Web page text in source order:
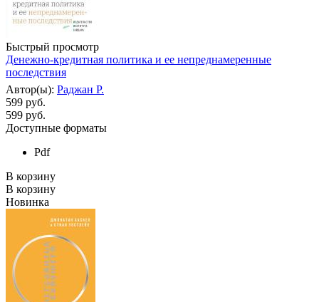
Быстрый просмотр
Денежно-кредитная политика и ее непреднамеренные
последствия
Автор(ы): Раджан Р.
599 руб.
599 руб.
Доступные форматы
Pdf
В корзину
В корзину
Новинка